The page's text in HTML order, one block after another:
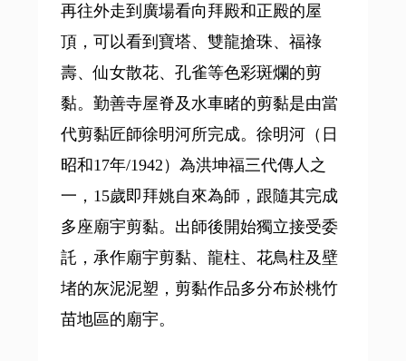
再往外走到廣場看向拜殿和正殿的屋
頂，可以看到寶塔、雙龍搶珠、福祿
壽、仙女散花、孔雀等色彩斑爛的剪
黏。勤善寺屋脊及水車睹的剪黏是由當
代剪黏匠師徐明河所完成。徐明河（日
昭和17年/1942）為洪坤福三代傳人之
一，15歲即拜姚自來為師，跟隨其完成
多座廟宇剪黏。出師後開始獨立接受委
託，承作廟宇剪黏、龍柱、花鳥柱及壁
堵的灰泥泥塑，剪黏作品多分布於桃竹
苗地區的廟宇。